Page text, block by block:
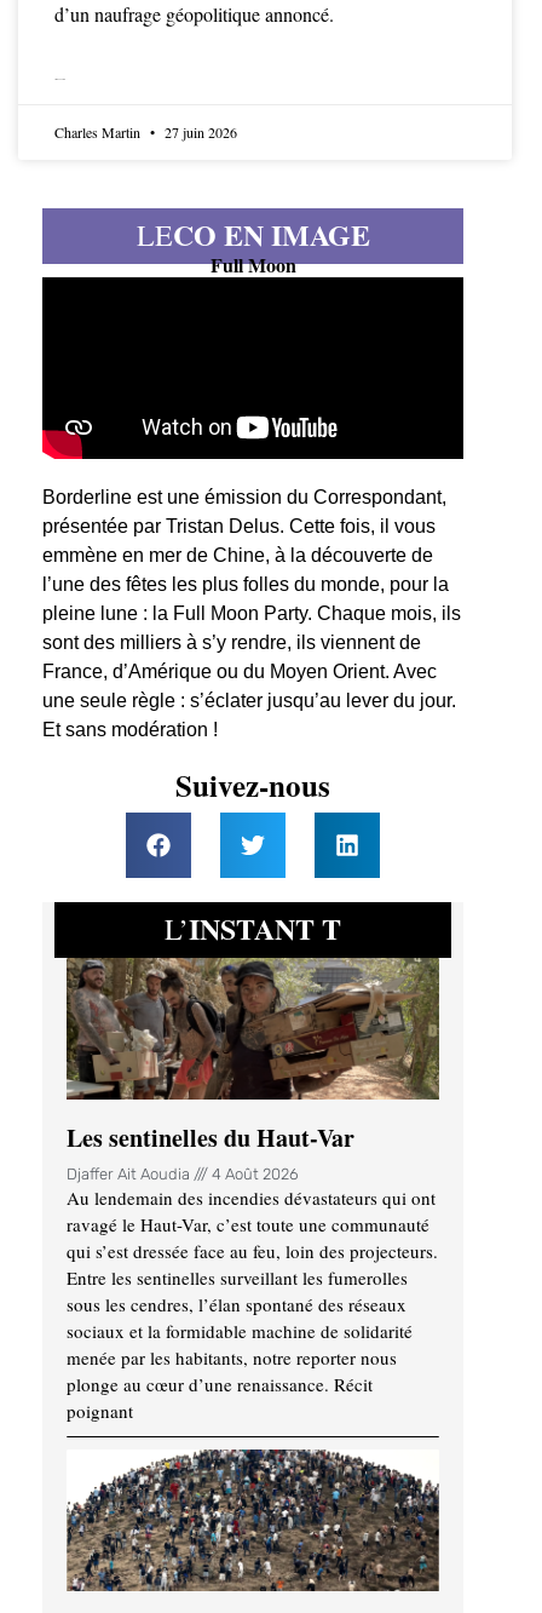
d’un naufrage géopolitique annoncé.
Charles Martin 27 juin 2026
LECO EN IMAGE
Full Moon
Borderline est une émission du Correspondant,
présentée par Tristan Delus. Cette fois, il vous
emmène en mer de Chine, à la découverte de
l’une des fêtes les plus folles du monde, pour la
pleine lune : la Full Moon Party. Chaque mois, ils
sont des milliers à s’y rendre, ils viennent de
France, d’Amérique ou du Moyen Orient. Avec
une seule règle : s’éclater jusqu’au lever du jour.
Et sans modération !
Suivez-nous
L’INSTANT T
Les sentinelles du Haut-Var
Djaffer Ait Aoudia 4 Août 2026
Au lendemain des incendies dévastateurs qui ont
ravagé le Haut-Var, c’est toute une communauté
qui s’est dressée face au feu, loin des projecteurs.
Entre les sentinelles surveillant les fumerolles
sous les cendres, l’élan spontané des réseaux
sociaux et la formidable machine de solidarité
menée par les habitants, notre reporter nous
plonge au cœur d’une renaissance. Récit
poignant